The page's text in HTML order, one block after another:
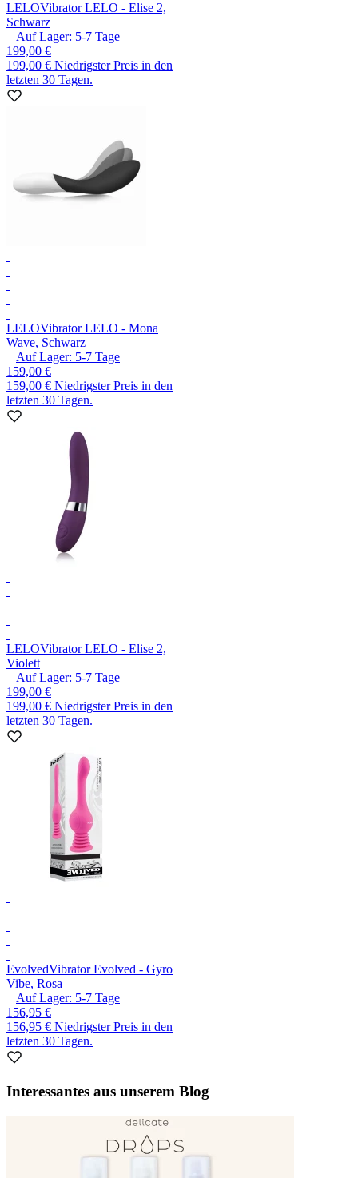
LELOVibrator LELO - Elise 2,
Schwarz
Auf Lager: 5-7 Tage
199,00 €
199,00 € Niedrigster Preis in den
letzten 30 Tagen.
LELOVibrator LELO - Mona
Wave, Schwarz
Auf Lager: 5-7 Tage
159,00 €
159,00 € Niedrigster Preis in den
letzten 30 Tagen.
LELOVibrator LELO - Elise 2,
Violett
Auf Lager: 5-7 Tage
199,00 €
199,00 € Niedrigster Preis in den
letzten 30 Tagen.
EvolvedVibrator Evolved - Gyro
Vibe, Rosa
Auf Lager: 5-7 Tage
156,95 €
156,95 € Niedrigster Preis in den
letzten 30 Tagen.
Interessantes aus unserem Blog